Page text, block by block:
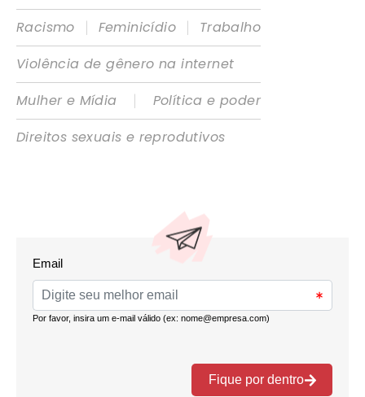
Racismo
| Feminicídio |
Trabalho
Violência de gênero na internet
Mulher e Mídia
|
Política e poder
Direitos sexuais e reprodutivos